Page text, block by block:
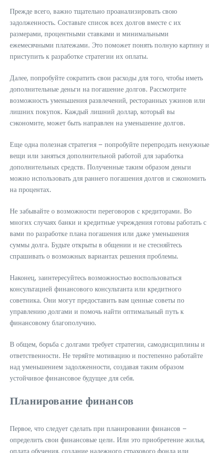
Прежде всего, важно тщательно проанализировать свою
задолженность. Составьте список всех долгов вместе с их
размерами, процентными ставками и минимальными
ежемесячными платежами. Это поможет понять полную картину и
приступить к разработке стратегии их оплаты.
Далее, попробуйте сократить свои расходы для того, чтобы иметь
дополнительные деньги на погашение долгов. Рассмотрите
возможность уменьшения развлечений, ресторанных ужинов или
лишних покупок. Каждый лишний доллар, который вы
сэкономите, может быть направлен на уменьшение долгов.
Еще одна полезная стратегия – попробуйте перепродать ненужные
вещи или заняться дополнительной работой для заработка
дополнительных средств. Полученные таким образом деньги
можно использовать для раннего погашения долгов и сэкономить
на процентах.
Не забывайте о возможности переговоров с кредиторами. Во
многих случаях банки и кредитные учреждения готовы работать с
вами по разработке плана погашения или даже уменьшения
суммы долга. Будьте открыты в общении и не стесняйтесь
спрашивать о возможных вариантах решения проблемы.
Наконец, заинтересуйтесь возможностью воспользоваться
консультацией финансового консультанта или кредитного
советника. Они могут предоставить вам ценные советы по
управлению долгами и помочь найти оптимальный путь к
финансовому благополучию.
В общем, борьба с долгами требует стратегии, самодисциплины и
ответственности. Не теряйте мотивацию и постепенно работайте
над уменьшением задолженности, создавая таким образом
устойчивое финансовое будущее для себя.
Планирование финансов
Первое, что следует сделать при планировании финансов –
определить свои финансовые цели. Или это приобретение жилья,
оплата обучения, создание надежного страхового фонда или